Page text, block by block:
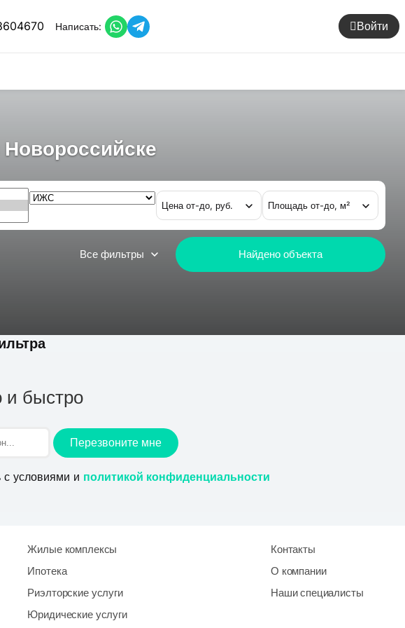
Написать: Войти
Цена от-до, руб. Площадь от-до, м²
Найдено объекта
Все фильтры
и быстро
Перезвоните мне
условиями и политикой конфиденциальности
Жилые комплексы
Ипотека
Риэлторские услуги
Юридические услуги
Контакты
О компании
Наши специалисты